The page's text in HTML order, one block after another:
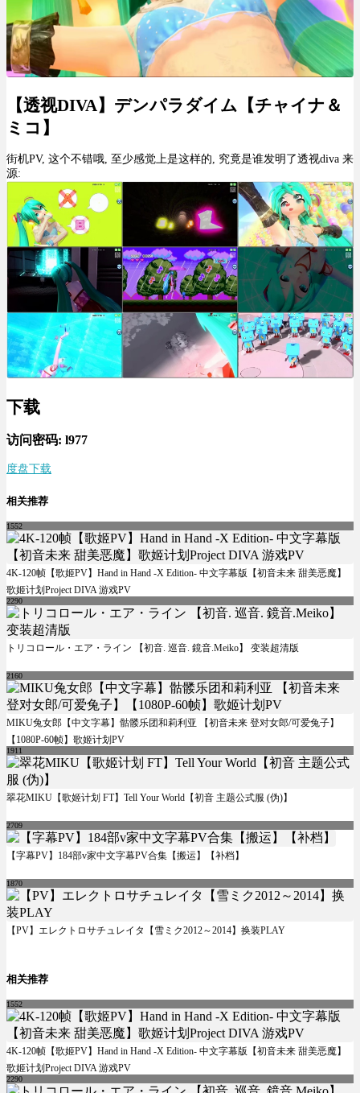
【透视DIVA】デンパラダイム【チャイナ＆
ミコ】
街机PV, 这个不错哦, 至少感觉上是这样的, 究竟是谁发明了透视diva 来
源:
下载
访问密码: l977
度盘下载
相关推荐
1552
4K-120帧【歌姬PV】Hand in Hand -X Edition- 中文字幕版【初音未来 甜美恶魔】
歌姬计划Project DIVA 游戏PV
2290
トリコロール・エア・ライン 【初音. 巡音. 鏡音.Meiko】 变装超清版
2160
MIKU兔女郎【中文字幕】骷髅乐团和莉利亚 【初音未来 登对女郎/可爱兔子】
【1080P-60帧】歌姬计划PV
1911
翠花MIKU【歌姬计划 FT】Tell Your World【初音 主题公式服 (伪)】
2709
【字幕PV】184部v家中文字幕PV合集【搬运】【补档】
1870
【PV】エレクトロサチュレイタ【雪ミク2012～2014】换装PLAY
相关推荐
1552
4K-120帧【歌姬PV】Hand in Hand -X Edition- 中文字幕版【初音未来 甜美恶魔】
歌姬计划Project DIVA 游戏PV
2290